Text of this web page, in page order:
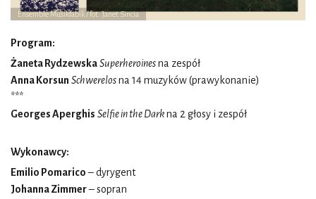
Ensemble Musikfabik / fot. Janet Sincia
Program:
Żaneta RydzewskaSuperheroinesna zespół
Anna Korsun Schwerelosna 14 muzyków (prawykonanie)
***
Georges Aperghis Selfie in the Darkna 2 głosy i zespół
Wykonawcy:
Emilio Pomarico– dyrygent
Johanna Zimmer– sopran